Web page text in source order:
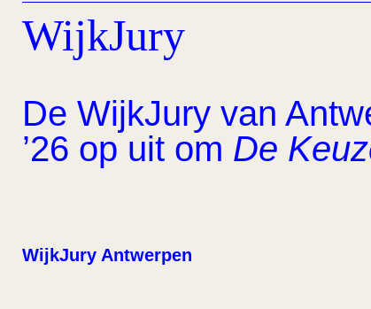
WijkJury
De WijkJury van
’26 op uit om De
WijkJury Antwerpen